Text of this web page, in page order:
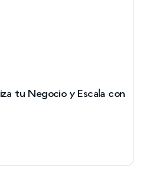
tu Negocio y Escala con